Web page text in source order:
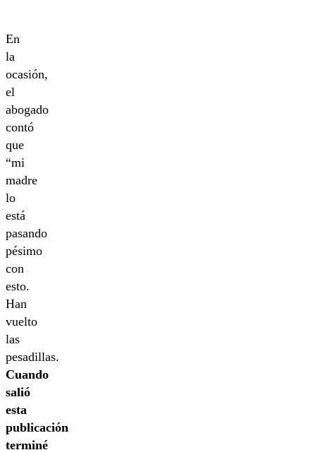
En
la
ocasión,
el
abogado
contó
que
“mi
madre
lo
está
pasando
pésimo
con
esto.
Han
vuelto
las
pesadillas.
Cuando
salió
esta
publicación
terminé